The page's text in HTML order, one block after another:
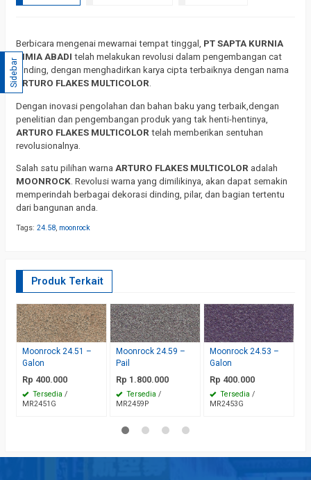
Berbicara mengenai mewarnai tempat tinggal, PT SAPTA KURNIA
KIMIA ABADI telah melakukan revolusi dalam pengembangan cat
dinding, dengan menghadirkan karya cipta terbaiknya dengan nama
ARTURO FLAKES MULTICOLOR.
Dengan inovasi pengolahan dan bahan baku yang terbaik,dengan
penelitian dan pengembangan produk yang tak henti-hentinya,
ARTURO FLAKES MULTICOLOR telah memberikan sentuhan
revolusionalnya.
Salah satu pilihan warna ARTURO FLAKES MULTICOLOR adalah
MOONROCK . Revolusi warna yang dimilikinya, akan dapat semakin
memperindah berbagai dekorasi dinding, pilar, dan bagian tertentu
dari bangunan anda.
Tags: 24.58, moonrock
Produk Terkait
Moonrock 24.51 –
Galon
Rp 400.000
Tersedia /
MR2451G
Moonrock 24.59 –
Pail
Rp 1.800.000
Tersedia /
MR2459P
Moonrock 24.53 –
Galon
Rp 400.000
Tersedia /
MR2453G
Sidebar